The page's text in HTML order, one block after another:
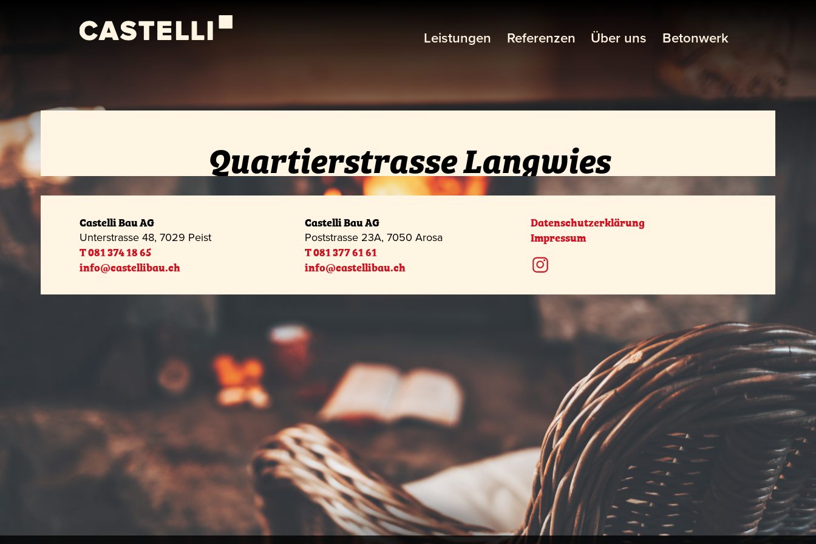
Leistungen Referenzen Über uns Betonwerk
Quartierstrasse Langwies
Castelli Bau AG
Unterstrasse 48, 7029 Peist
T 081 374 18 65
info@castellibau.ch
Castelli Bau AG
Poststrasse 23A, 7050 Arosa
T 081 377 61 61
info@castellibau.ch
Datenschutzerklärung
Impressum